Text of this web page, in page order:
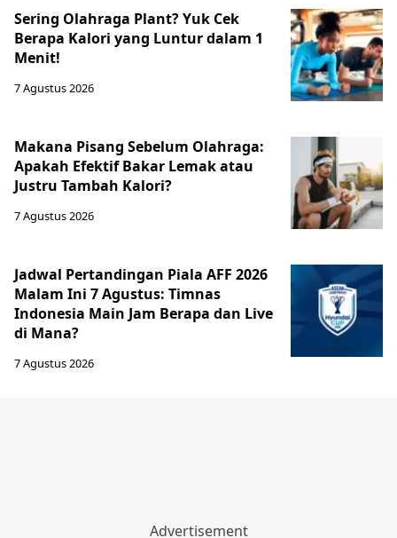
Sering Olahraga Plant? Yuk Cek
Berapa Kalori yang Luntur dalam 1
Menit!
7 Agustus 2026
Makana Pisang Sebelum Olahraga:
Apakah Efektif Bakar Lemak atau
Justru Tambah Kalori?
7 Agustus 2026
Jadwal Pertandingan Piala AFF 2026
Malam Ini 7 Agustus: Timnas
Indonesia Main Jam Berapa dan Live
di Mana?
7 Agustus 2026